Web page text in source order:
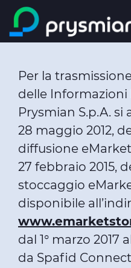
Salta al contenuto
principale
Cerca
Mercati
Product Centre
Persone e Carriere
Insight
Data centers
Per la
delle
Prysmian S.p.A. si
28 maggio 2012,
diffusione
27 febbraio 2015,
stoccaggio
disponibile
dal 1° marzo 2017
da Spafid